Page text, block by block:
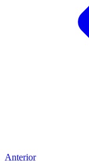
Anterior